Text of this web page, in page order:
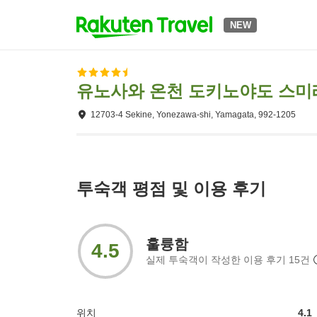
NEW
유노사와 온천 도키노야도 스미
12703-4 Sekine, Yonezawa-shi, Yamagata, 992-1205
투숙객 평점 및 이용 후기
4.5 훌륭함
실제 투숙객이 작성한 이용 후기 15건
위치 4.1